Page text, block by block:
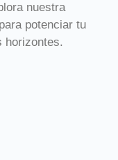
nuestra
potenciar tu
horizontes.